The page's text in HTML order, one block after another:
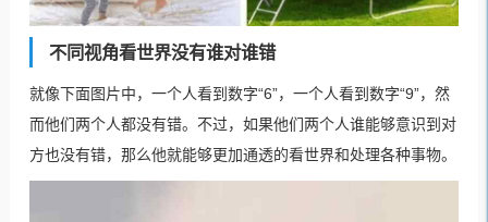
不同视角看世界没有谁对谁错
就像下面图片中，一个人看到数字“6”，一个人看到数字“9”，然
而他们两个人都没有错。不过，如果他们两个人谁能够意识到对
方也没有错，那么他就能够更加通透的看世界和处理各种事物。